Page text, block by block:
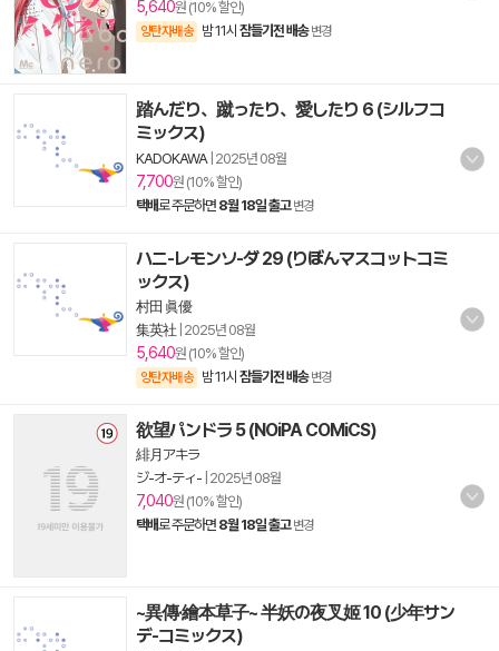
5,640원 (10% 할인)
양탄자배송 밤 11시 잠들기전 배송 변경
踏んだり、蹴ったり、愛したり 6 (シルフコ
ミックス)
KADOKAWA| 2025년 08월
7,700원 (10% 할인)
택배로 주문하면 8월 18일 출고 변경
ハニ-レモンソ-ダ 29 (りぼんマスコットコミ
ックス)
村田 眞優
集英社 2025년 08월
5,640원 (10% 할인)
양탄자배송 밤 11시 잠들기전 배송 변경
欲望パンドラ 5 (NOiPA COMiCS)
緋月アキラ
ジ-オ-ティ- 2025년 08월
7,040원 (10% 할인)
택배로 주문하면 8월 18일 출고 변경
~異傳·繪本草子~ 半妖の夜叉姬 10 (少年サン
デ-コミックス)